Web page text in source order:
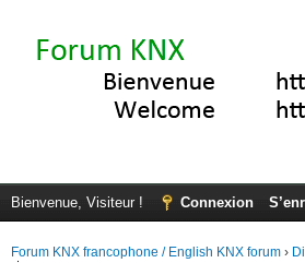
Bienvenue, Visiteur ! Connexion
Forum KNX francophone / English KNX forum ›